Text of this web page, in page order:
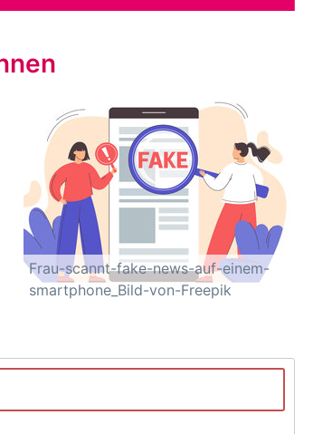
Frau-scannt-fake-news-auf-einem-
smartphone_Bild-von-Freepik